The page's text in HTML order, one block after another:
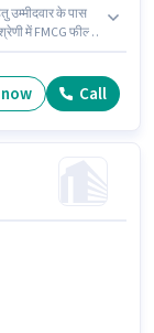
के पास
में FMCG फील्ड
प्रति माह ₹28000
Call